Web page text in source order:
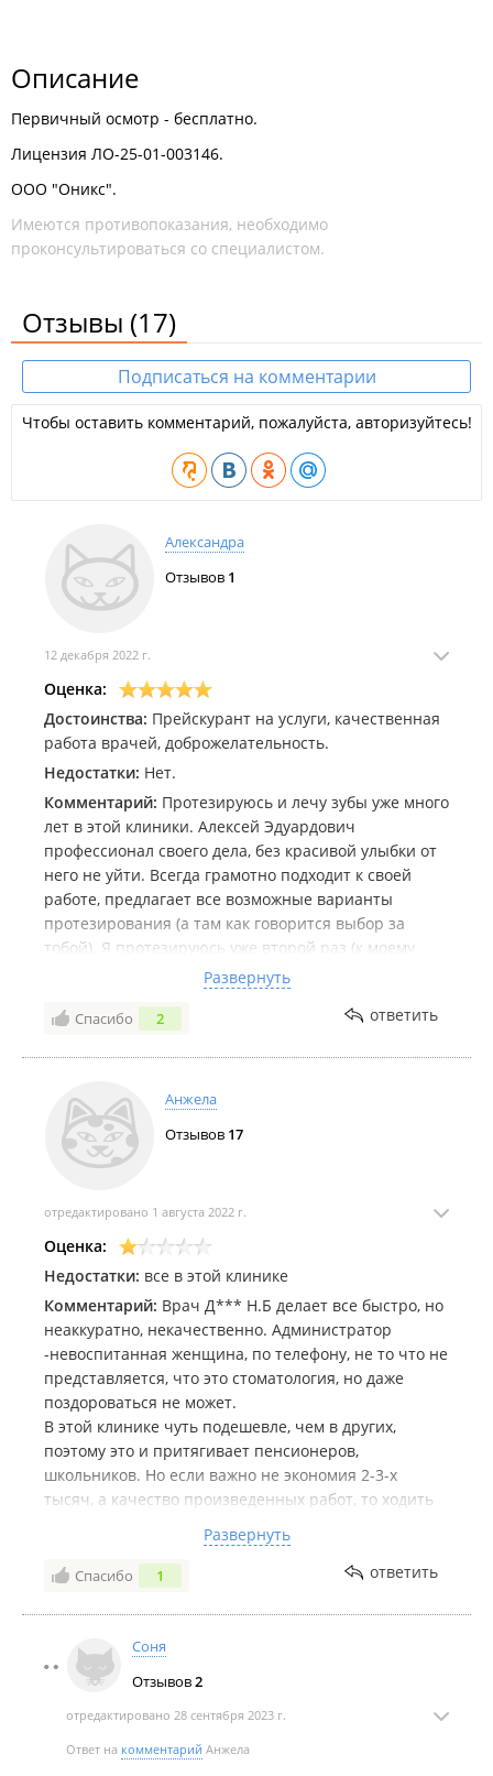
Описание
Первичный осмотр - бесплатно.
Лицензия ЛО-25-01-003146.
ООО "Оникс".
Имеются противопоказания, необходимо
проконсультироваться со специалистом.
Отзывы (17)
Подписаться на комментарии
Чтобы оставить комментарий, пожалуйста, авторизуйтесь!
Александра
Отзывов 1
12 декабря 2022 г.
Оценка:
Достоинства: Прейскурант на услуги, качественная
работа врачей, доброжелательность.
Недостатки: Нет.
Комментарий: Протезируюсь и лечу зубы уже много
лет в этой клиники. Алексей Эдуардович
профессионал своего дела, без красивой улыбки от
него не уйти. Всегда грамотно подходит к своей
работе, предлагает все возможные варианты
протезирования (а там как говорится выбор за
тобой). Я протезируюсь уже второй раз (к моему
сожалению с детства проблемы с зубами), думала
что съёмный протез меня никогда не покинет, ан
нет.... Алексей Эдуардович избавил меня от него и
мостом я проходила 10 лет, сейчас время пришло
менять мост и снова я обратилась к нему. Выражаю
огромную благодарность Вам, Алексей Эдуардович!!!
Буду рекомендовать только Вас своим знакомым. Ах
завышены, как в других, цена подарок как
говорится. А ещё я выражаю благодарность
терапевту Наталье Борисовне, которая смогла
спасти мои зубы от удаления (кист было очень
много), плюс она сделала мне красивую
реставрацию зубов, чему я очень рада! Как хорошо,
что есть такие врачи, которые могут спасти твою
улыбку и здоровье!
Развернуть
Спасибо 2 ответить
Анжела
Отзывов 17
отредактировано 1 августа 2022 г.
Оценка:
Недостатки: все в этой клинике
Комментарий: Врач Д*** Н.Б делает все быстро, но
неаккуратно, некачественно. Администратор
-невоспитанная женщина, по телефону, не то что не
представляется, что это стоматология, но даже
поздороваться не может.
В этой клинике чуть подешевле, чем в других,
поэтому это и притягивает пенсионеров,
школьников. Но если важно не экономия 2-3-х
тысяч, а качество произведенных работ, то ходить
И еще один неприятный момент. Живу рядом и
постоянно наблюдаю на крыльце клиники курящую
Развернуть
Спасибо 1 ответить
Соня
Отзывов2
отредактировано 28 сентября 2023 г.
Ответ на комментарий Анжела